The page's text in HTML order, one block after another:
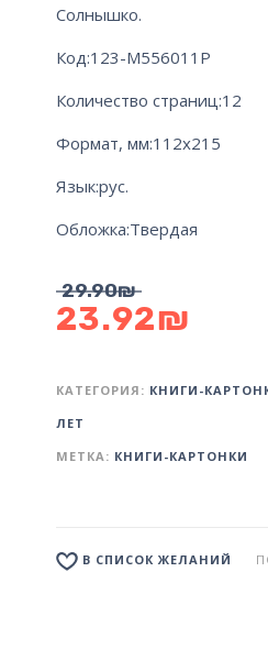
Солнышко.
Код:123-М556011Р
Количество страниц:12
Формат, мм:112х215
Язык:рус.
Обложка:Твердая
29.90₪
23.92₪
КАТЕГОРИЯ: КНИГИ-
ЛЕТ
МЕТКА: КНИГИ-КАРТОНКИ
В СПИСОК ЖЕЛАНИЙ